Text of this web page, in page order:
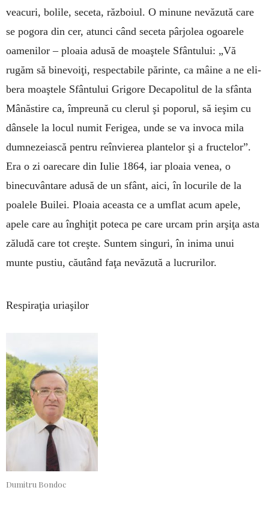
veacuri, bolile, seceta, războ­iul. O minune nevăzută care
se pogora din cer, atunci când seceta pârjolea ogoarele
oame­nilor – ploaia adusă de moaştele Sfân­tului: „Vă
rugăm să bine­voiţi, respectabile pă­rinte, ca mâine a ne eli­
bera moaş­tele Sfântului Grigore Decapolitul de la sfân­ta
Mânăstire ca, împreună cu clerul şi poporul, să ieşim cu
dânsele la locul numit Ferigea, unde se va in­voca mila
dumnezeiască pentru reînvierea plan­telor şi a fructelor”.
Era o zi oarecare din Iulie 1864, iar ploaia venea, o
binecuvântare adusă de un sfânt, aici, în locu­rile de la
poalele Builei. Ploaia aceasta ce a umflat acum apele,
apele care au înghiţit poteca pe care ur­cam prin ar­şiţa asta
zăludă ca­re tot creşte. Sun­tem sin­guri, în ini­ma unui
munte pus­tiu, căutând faţa ne­vă­zută a lucruri­lor.
Respiraţia uriaşilor
Dumitru Bondoc